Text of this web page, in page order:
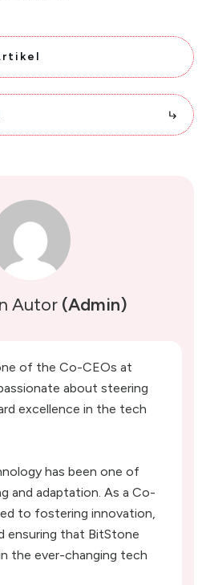
Autor (Admin)
of the Co-CEOs at
about steering
excellence in the tech
has been one of
and adaptation. As a Co-
to fostering innovation,
ensuring that BitStone
the ever-changing tech